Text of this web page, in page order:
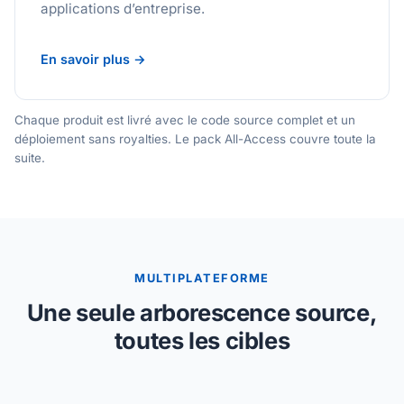
applications d’entreprise.
En savoir plus →
Chaque produit est livré avec le code source complet et un
déploiement sans royalties. Le pack All-Access couvre toute la
suite.
MULTIPLATEFORME
Une seule arborescence source,
toutes les cibles